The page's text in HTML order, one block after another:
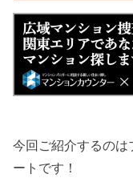
今回ご紹介するのは
ートです！